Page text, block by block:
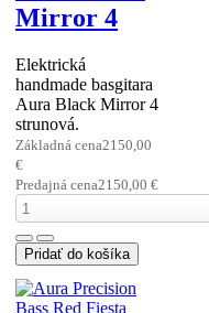
Aura The
Beast 4
Elektrická
štvorstrunová
basgitara Aura The
Beast - ...
Základná cena1950,00
Predajná cena